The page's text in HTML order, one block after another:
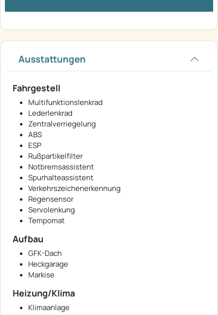
Ausstattungen
Fahrgestell
Multifunktionslenkrad
Lederlenkrad
Zentralverriegelung
ABS
ESP
Rußpartikelfilter
Notbremsassistent
Spurhalteassistent
Verkehrszeichenerkennung
Regensensor
Servolenkung
Tempomat
Aufbau
GFK-Dach
Heckgarage
Markise
Heizung/Klima
Klimaanlage